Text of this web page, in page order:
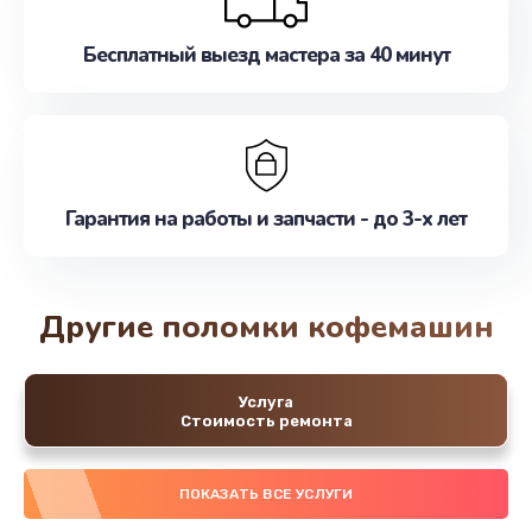
Бесплатный выезд мастера за 40 минут
Гарантия на работы и запчасти - до 3-х лет
Другие поломки кофемашин
Услуга
Стоимость ремонта
ПОКАЗАТЬ ВСЕ УСЛУГИ